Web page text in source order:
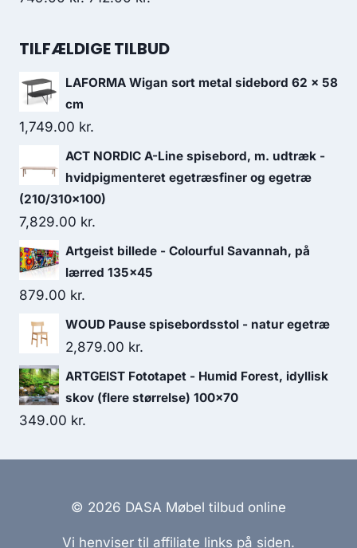
TILFÆLDIGE TILBUD
LAFORMA Wigan sort metal sidebord 62 x 58
cm
1,749.00 kr.
ACT NORDIC A-Line spisebord, m. udtræk -
hvidpigmenteret egetræsfiner og egetræ
(210/310x100)
7,829.00 kr.
Artgeist billede - Colourful Savannah, på
lærred 135x45
879.00 kr.
WOUD Pause spisebordsstol - natur egetræ
2,879.00 kr.
ARTGEIST Fototapet - Humid Forest, idyllisk
skov (flere størrelse) 100x70
349.00 kr.
© 2026 DASA Møbel tilbud online
Vi henviser til affiliate links på siden.